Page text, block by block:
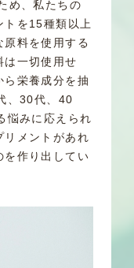
め、私たちの
トを15種類以上
料を使用する
は一切使用せ
栄養成分を抽
、30代、40
悩みに応えられ
リメントがあれ
を作り出してい